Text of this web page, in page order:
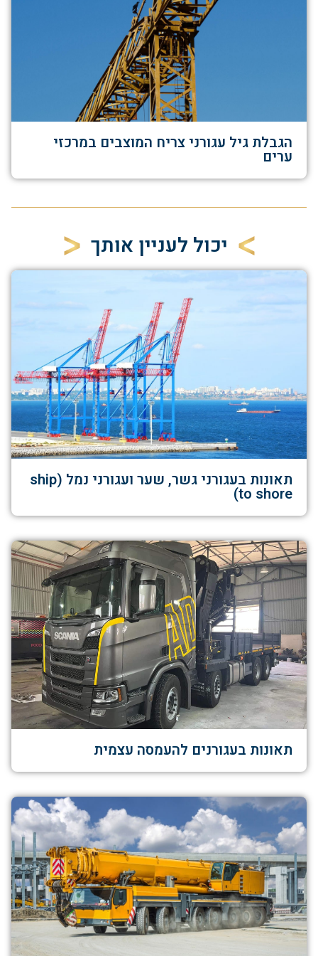
הגבלת גיל עגורני צריח המוצבים במרכזי
ערים
יכול לעניין אותך
תאונות בעגורני גשר, שער ועגורני נמל (ship
to shore)
תאונות בעגורנים להעמסה עצמית